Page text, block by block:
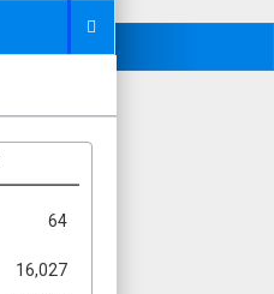
64
16,027